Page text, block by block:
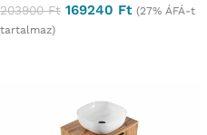
203900Ft 169240 Ft (27% ÁFÁ-t
tartalmaz)